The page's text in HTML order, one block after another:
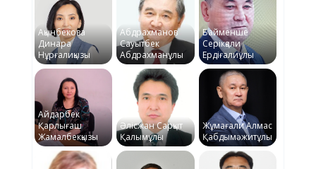
Ақынбекова
Динара
Нұрғалиқызы
Абдрахманов
Сауытбек
Абдрахманұлы
Байменше
Серікқали
Ердіғалиұлы
Айдарбек
Қарлығаш
Жамалбекқызы
Әлісжан Сарқыт
Қалымұлы
Жұмағали Алмас
Қабдымәжитұлы